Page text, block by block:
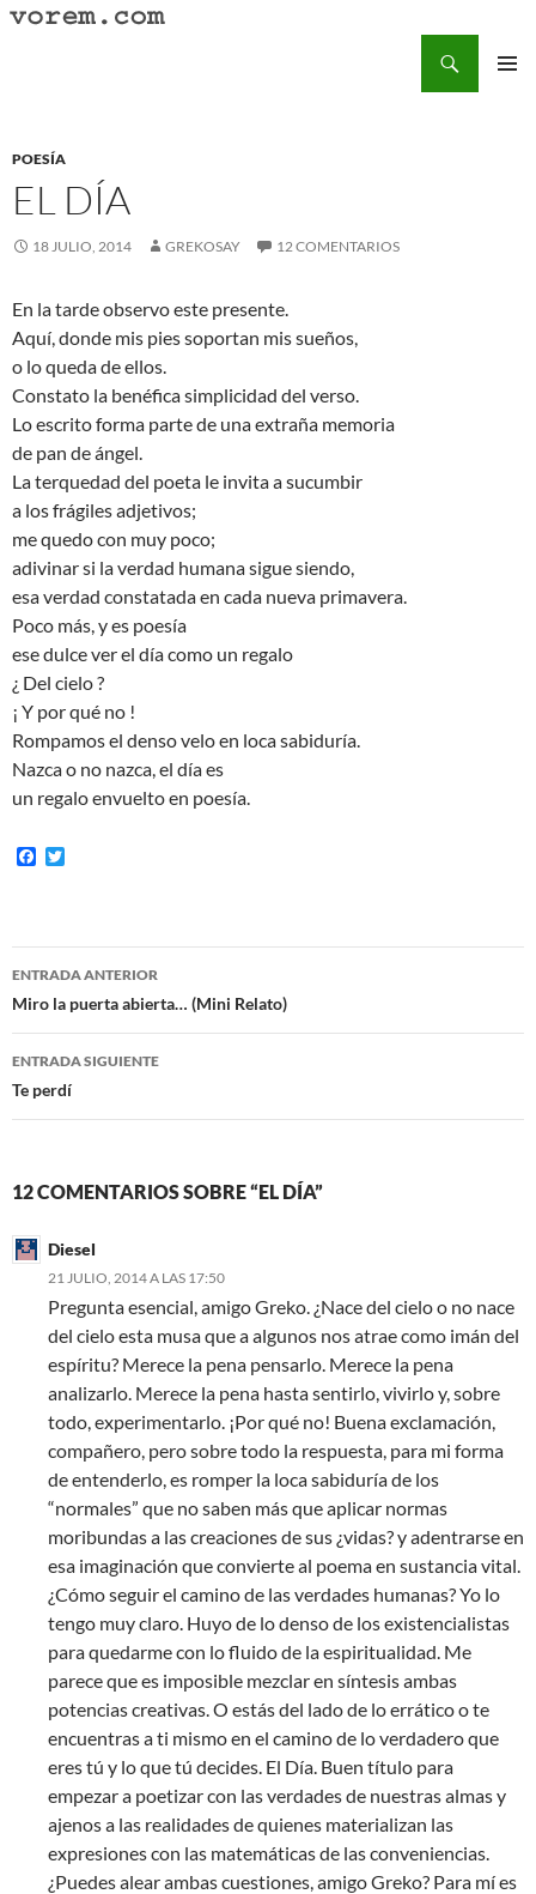
Saltar
POESÍA
EL DÍA
18 JULIO, 2014 GREKOSAY 12 COMENTARIOS
En la tarde observo este presente.
Aquí, donde mis pies soportan mis sueños,
o lo queda de ellos.
Constato la benéfica simplicidad del verso.
Lo escrito forma parte de una extraña memoria
de pan de ángel.
La terquedad del poeta le invita a sucumbir
a los frágiles adjetivos;
me quedo con muy poco;
adivinar si la verdad humana sigue siendo,
esa verdad constatada en cada nueva primavera.
Poco más, y es poesía
ese dulce ver el día como un regalo
¿ Del cielo ?
¡ Y por qué no !
Rompamos el denso velo en loca sabiduría.
Nazca o no nazca, el día es
un regalo envuelto en poesía.
F
o
o
e
r
Navegación
de
entradas
ENTRADA ANTERIOR
Miro la puerta abierta… (Mini Relato)
ENTRADA SIGUIENTE
Te perdí
12 COMENTARIOS SOBRE “EL DÍA”
Diesel
21 JULIO, 2014 A LAS 17:50
Pregunta esencial, amigo Greko. ¿Nace del cielo o no nace
del cielo esta musa que a algunos nos atrae como imán del
espíritu? Merece la pena pensarlo. Merece la pena
analizarlo. Merece la pena hasta sentirlo, vivirlo y, sobre
todo, experimentarlo. ¡Por qué no! Buena exclamación,
compañero, pero sobre todo la respuesta, para mi forma
de entenderlo, es romper la loca sabiduría de los
“normales” que no saben más que aplicar normas
moribundas a las creaciones de sus ¿vidas? y adentrarse en
esa imaginación que convierte al poema en sustancia vital.
¿Cómo seguir el camino de las verdades humanas? Yo lo
tengo muy claro. Huyo de lo denso de los existencialistas
para quedarme con lo fluido de la espiritualidad. Me
parece que es imposible mezclar en síntesis ambas
potencias creativas. O estás del lado de lo errático o te
encuentras a ti mismo en el camino de lo verdadero que
eres tú y lo que tú decides. El Día. Buen título para
empezar a poetizar con las verdades de nuestras almas y
ajenos a las realidades de quienes materializan las
expresiones con las matemáticas de las conveniencias.
¿Puedes alear ambas cuestiones, amigo Greko? Para mí es